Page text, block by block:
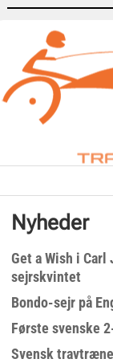
Nyheder
Get a Wish i Carl
sejrskvintet
Bondo-sejr på
Første svenske
Svensk